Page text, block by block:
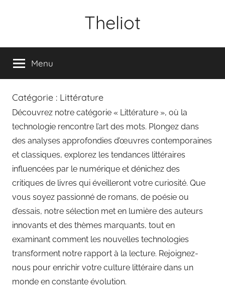
Theliot
Menu
Catégorie : Littérature
Découvrez notre catégorie « Littérature », où la
technologie rencontre l’art des mots. Plongez dans
des analyses approfondies d’œuvres contemporaines
et classiques, explorez les tendances littéraires
influencées par le numérique et dénichez des
critiques de livres qui éveilleront votre curiosité. Que
vous soyez passionné de romans, de poésie ou
d’essais, notre sélection met en lumière des auteurs
innovants et des thèmes marquants, tout en
examinant comment les nouvelles technologies
transforment notre rapport à la lecture. Rejoignez-
nous pour enrichir votre culture littéraire dans un
monde en constante évolution.